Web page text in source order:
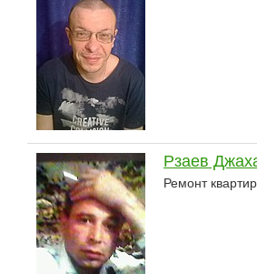
Рзаев
Ремонт